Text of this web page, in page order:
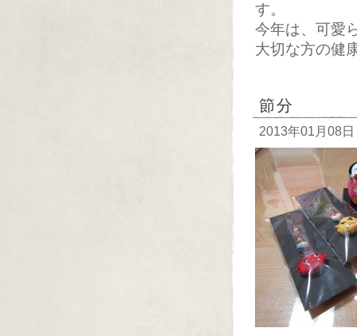
す。
今年は、可愛
大切な方の健
節分
2013年01月08日